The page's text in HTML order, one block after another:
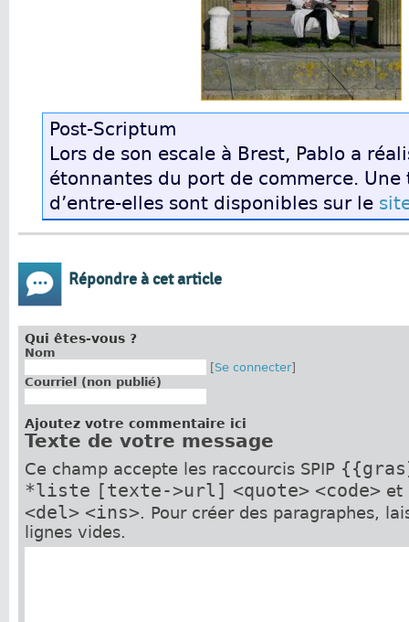
Post-Scriptum
Lors de son escale à Brest, Pablo a
étonnantes du port de commerce.
d’entre-elles sont disponibles sur le
Répondre à cet article
Qui êtes-vous ?
Nom
[Se connecter]
Courriel (non publié)
Ajoutez votre commentaire ici
Texte de votre message
Ce champ accepte les raccourcis SPIP
*liste [texte->url] <quote> <code>et
<del> <ins>. Pour créer des paragraphes,
lignes vides.